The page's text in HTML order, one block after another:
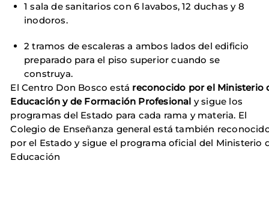
1 sala de sanitarios con 6 lavabos, 12 duchas y 8
inodoros.
2 tramos de escaleras a ambos lados del edificio
preparado para el piso superior cuando se
construya.
El Centro Don Bosco está reconocido por el Ministerio
Educación y de Formación Profesional y sigue los
programas del Estado para cada rama y materia. El
Colegio de Enseñanza general está también
por el Estado y sigue el programa oficial del Ministerio
Educación